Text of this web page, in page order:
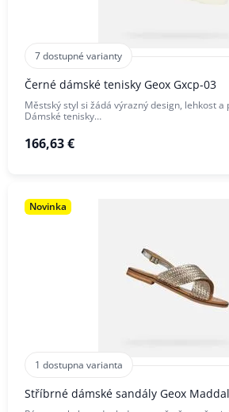
7 dostupné varianty
Černé dámské tenisky Geox Gxcp-03
Městský styl si žádá výrazný design, lehkost a
Dámské tenisky…
166,63 €
Novinka
1 dostupna varianta
Stříbrné dámské sandály Geox